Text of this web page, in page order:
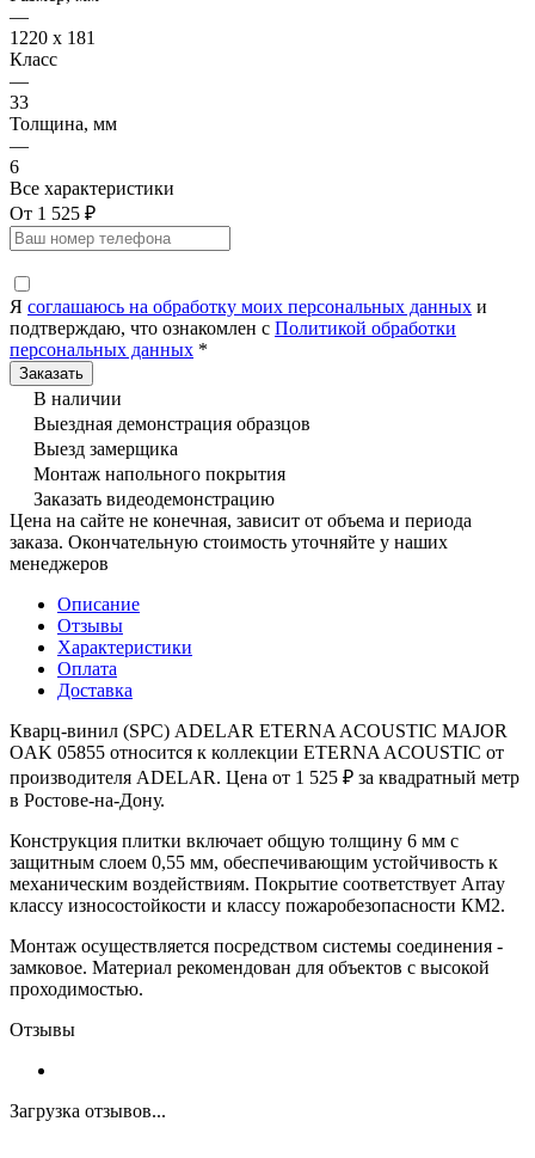
—
1220 х 181
Класс
—
33
Толщина, мм
—
6
Все характеристики
От 1 525 ₽
Я соглашаюсь на обработку моих персональных данных и
подтверждаю, что ознакомлен с Политикой обработки
персональных данных *
В наличии
Выездная демонстрация образцов
Выезд замерщика
Монтаж напольного покрытия
Заказать видеодемонстрацию
Цена на сайте не конечная, зависит от объема и периода
заказа. Окончательную стоимость уточняйте у наших
менеджеров
Описание
Отзывы
Характеристики
Оплата
Доставка
Кварц-винил (SPC) ADELAR ETERNA ACOUSTIC MAJOR
OAK 05855 относится к коллекции ETERNA ACOUSTIC от
производителя ADELAR. Цена от 1 525 ₽ за квадратный метр
в Ростове-на-Дону.
Конструкция плитки включает общую толщину 6 мм с
защитным слоем 0,55 мм, обеспечивающим устойчивость к
механическим воздействиям. Покрытие соответствует Array
классу износостойкости и классу пожаробезопасности КМ2.
Монтаж осуществляется посредством системы соединения -
замковое. Материал рекомендован для объектов с высокой
проходимостью.
Отзывы
Загрузка отзывов...